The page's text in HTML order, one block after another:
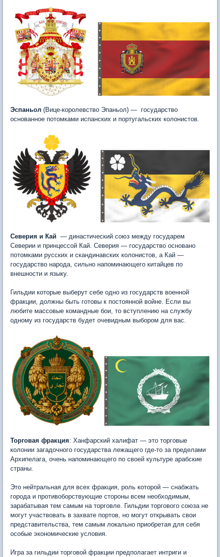
Эспаньол (Вице-королевство Эпаньол) — государство
основанное потомками испанских и португальских колонистов.
Северия и Кай — династический союз между государем
Северии и принцессой Кай. Северия — государство основано
потомками русских и скандинавских колонистов, а Кай —
государство народа, сильно напоминающего китайцев по
внешности и языку.
Гильдии которые выберут себе одно из государств военной
фракции, должны быть готовы к постоянной войне. Если вы
любите массовые командные бои, то вступлению на службу
одному из государств будет очевидным выбором для вас.
Торговая фракция: Ханфарский халифат — это торговые
колонии загадочного государства лежащего где-то за пределами
Архипелага, очень напоминающего по своей культуре арабские
страны.
Это нейтральная для всех фракция, роль которой — снабжать
города и противоборствующие стороны всем необходимым,
зарабатывая тем самым на торговле. Гильдии торгового союза не
могут участвовать в захвате портов, но могут открывать свои
представительства, тем самым локально приобретая для себя
особые экономические условия.
Игра за гильдии торговой фракции предполагает интриги и